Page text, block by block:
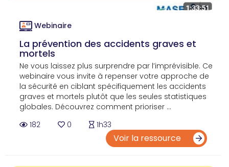
Webinaire
La prévention des accidents graves et
mortels
Ne vous laissez plus surprendre par l’imprévisible. Ce
webinaire vous invite à repenser votre approche de
la sécurité en ciblant spécifiquement les accidents
graves et mortels plutôt que les seules statistiques
globales. Découvrez comment prioriser ...
182
0 1h33
Voir la ressource